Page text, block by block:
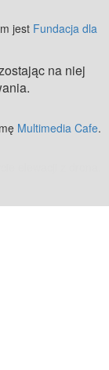
jest Fundacja dla
na niej
Multimedia Cafe.